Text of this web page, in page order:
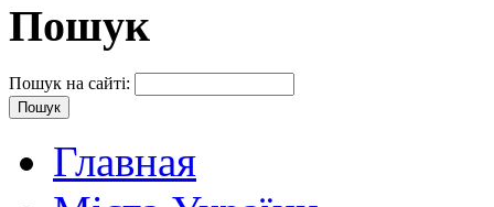
Пошук
Пошук на сайті:
Главная